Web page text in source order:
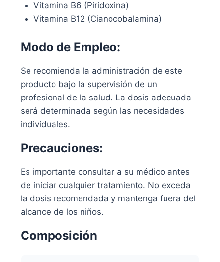
Vitamina B6 (Piridoxina)
Vitamina B12 (Cianocobalamina)
Modo de Empleo:
Se recomienda la administración de este
producto bajo la supervisión de un
profesional de la salud. La dosis adecuada
será determinada según las necesidades
individuales.
Precauciones:
Es importante consultar a su médico antes
de iniciar cualquier tratamiento. No exceda
la dosis recomendada y mantenga fuera del
alcance de los niños.
Composición